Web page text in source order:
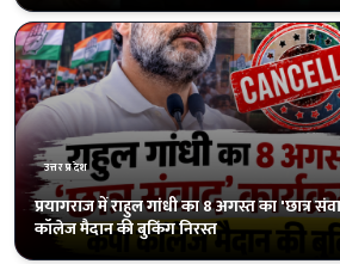
उत्तरप्रदेश
कृष्ण मोहन ने संभाला बैंकिंग चार्ज, एसबीआई खाते